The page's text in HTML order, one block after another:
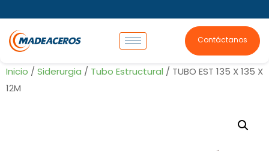
Contáctanos
Inicio / Siderurgia / Tubo Estructural / TUBO EST 135 X 135 X
12M